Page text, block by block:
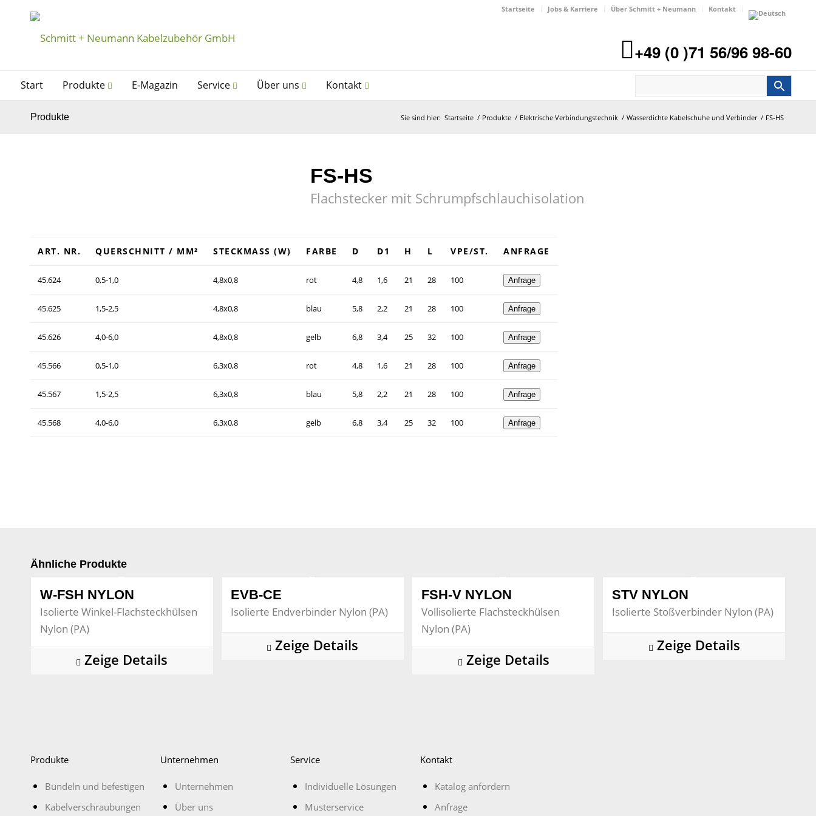
Startseite Jobs & Karriere Über Schmitt + Neumann Kontakt
+49 (0 )71 56/96 98-60
Start Produkte E-Magazin Service Über uns Kontakt
Produkte Sie sind hier: Startseite / Produkte / Elektrische Verbindungstechnik / Wasserdichte Kabelschuhe und Verbinder / FS-HS
FS-HS
Flachstecker mit Schrumpfschlauchisolation
ART. NR. QUERSCHNITT / MM² STECKMASS (W) FARBE D D1 H L VPE/ST. ANFRAGE
45.624 0,5-1,0 4,8x0,8 rot 4,8 1,6 21 28 100 Anfrage
45.625 1,5-2,5 4,8x0,8 blau 5,8 2,2 21 28 100 Anfrage
45.626 4,0-6,0 4,8x0,8 gelb 6,8 3,4 25 32 100 Anfrage
45.566 0,5-1,0 6,3x0,8 rot 4,8 1,6 21 28 100 Anfrage
45.567 1,5-2,5 6,3x0,8 blau 5,8 2,2 21 28 100 Anfrage
45.568 4,0-6,0 6,3x0,8 gelb 6,8 3,4 25 32 100 Anfrage
Ähnliche Produkte
W-FSH NYLON
Isolierte Winkel-Flachsteckhülsen
Nylon (PA)
Zeige Details
EVB-CE
Isolierte Endverbinder Nylon (PA)
Zeige Details
FSH-V NYLON
Vollisolierte Flachsteckhülsen
Nylon (PA)
Zeige Details
STV NYLON
Isolierte Stoßverbinder Nylon (PA)
Zeige Details
Produkte
Bündeln und befestigen
Kabelverschraubungen
Unternehmen
Unternehmen
Über uns
Service
Individuelle Lösungen
Musterservice
Kontakt
Katalog anfordern
Anfrage